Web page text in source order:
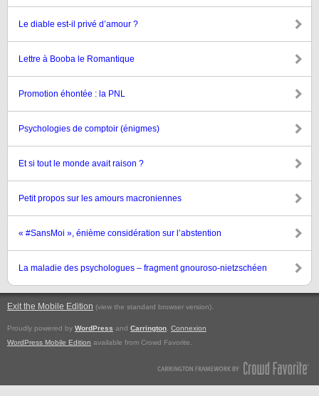
Le diable est-il privé d’amour ?
Lettre à Booba le Romantique
Promotion éhontée : la PNL
Psychologies de comptoir (énigmes)
Et si tout le monde avait raison ?
Petit propos sur les amours macroniennes
« #SansMoi », énième considération sur l’abstention
La maladie des psychologues – fragment gnouroso-nietzschéen
Exit the Mobile Edition (view the standard browser version).
Proudly powered by WordPress and Carrington Connexion
WordPress Mobile Edition available from Crowd Favorite.